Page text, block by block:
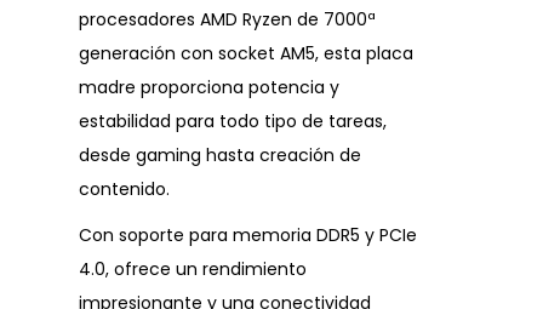
procesadores AMD Ryzen de 7000ª
generación con socket AM5, esta placa
madre proporciona potencia y
estabilidad para todo tipo de tareas,
desde gaming hasta creación de
contenido.
Con soporte para memoria DDR5 y PCIe
4.0, ofrece un rendimiento
impresionante y una conectividad